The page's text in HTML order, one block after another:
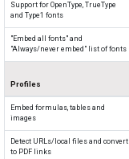
Support for OpenType, TrueType
and Type1 fonts
"Embed all fonts" and
"Always/never embed" list of fonts
Profiles
Embed formulas, tables and
images
Detect URLs/local files and convert
to PDF links